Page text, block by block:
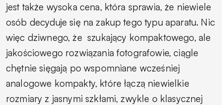
jest także wysoka cena, która sprawia, że niewiele
osób decyduje się na zakup tego typu aparatu. Nic
więc dziwnego, że szukający kompaktowego, ale
jakościowego rozwiązania fotografowie, ciągle
chętnie sięgają po wspomniane wcześniej
analogowe kompakty, które łączą niewielkie
rozmiary z jasnymi szkłami, zwykle o klasycznej